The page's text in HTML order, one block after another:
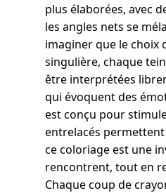
plus élaborées, avec
les angles nets se
imaginer que le
singulière, chaque
être interprétées
qui évoquent des
est conçu pour
entrelacés
ce coloriage est une
rencontrent, tout en
Chaque coup de